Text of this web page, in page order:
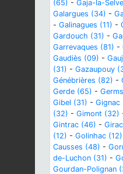
(65) - Gaja-la-
Galargues (34) -
- Galinagues (11) -
Gardouch (31) -
Garrevaques (81) -
Gaudiès (09) -
(31) - Gazaupouy
Génébrières (82) -
Gerde (65) -
Gibel (31) - Gignac
(32) - Gimont (32)
Gintrac (46) -
(12) - Golinhac (12)
Causses (48) -
de-Luchon (31) -
Gourdan-Polignan